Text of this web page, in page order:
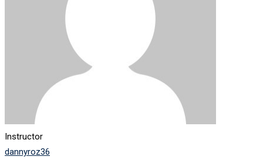
Instructor
dannyroz36